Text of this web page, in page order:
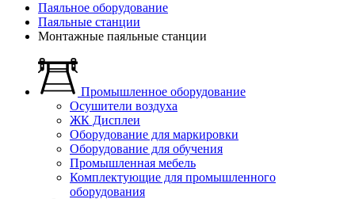
Паяльное оборудование
Паяльные станции
Монтажные паяльные станции
Промышленное оборудование
Осушители воздуха
ЖК Дисплеи
Оборудование для маркировки
Оборудование для обучения
Промышленная мебель
Комплектующие для промышленного
оборудования